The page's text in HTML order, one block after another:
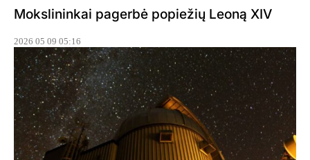
Mokslininkai pagerbė popiežių Leoną XIV
2026 05 09 05:16